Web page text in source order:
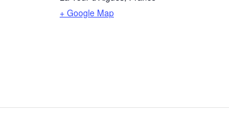
+ Google Map